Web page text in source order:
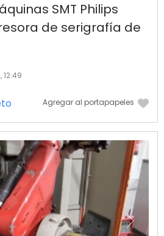
SMT Philips
de serigrafía de
Agregar al portapapeles
Próximo